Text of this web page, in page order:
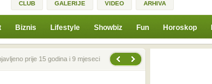
CLUB GALERIJE VIDEO ARHIVA
Biznis Lifestyle Showbiz Fun Horoskop
prije 15 godina i 9 mjeseci